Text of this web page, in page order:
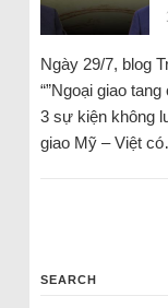
Ngày 29/7, blog
“”Ngoại giao
3 sự kiện không
giao Mỹ – Việt
SEARCH